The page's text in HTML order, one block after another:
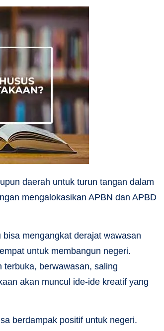
daerah untuk turun tangan dalam
mengalokasikan APBN dan APBD
mengangkat derajat wawasan
untuk membangun negeri.
berwawasan, saling
akan muncul ide-ide kreatif yang
berdampak positif untuk negeri.